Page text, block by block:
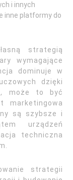
i innych
inne platformy do
strategią
wymagające
dominuje w
dzięki
może to być
marketingowa
są szybsze i
urządzeń
techniczna
strategii